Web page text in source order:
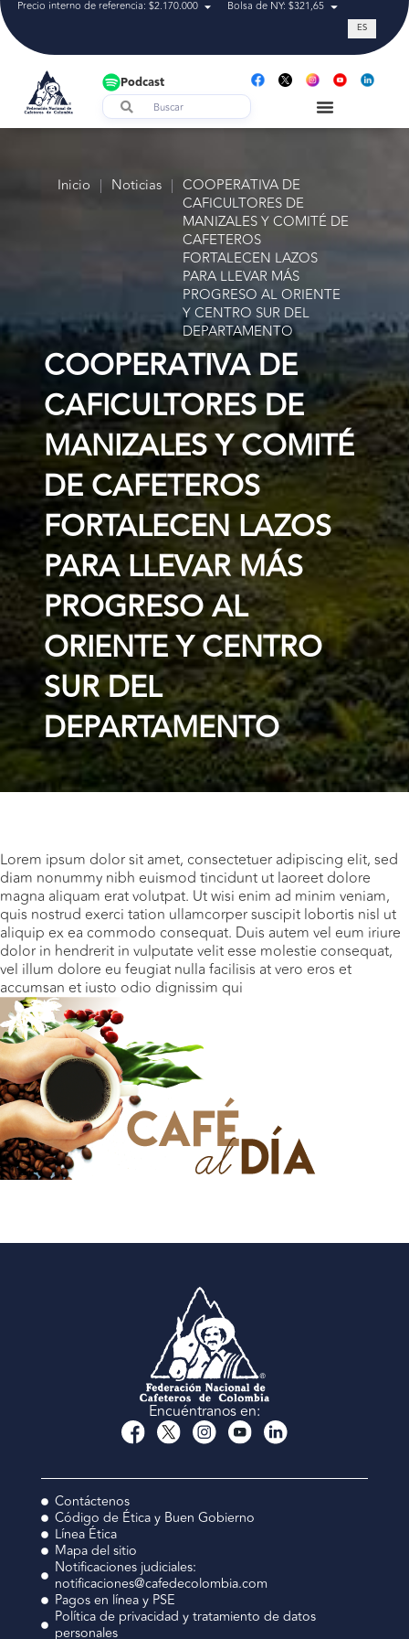
Precio interno de referencia: $2.170.000 Bolsa de NY: $321,65 Tasa de
ES
Podcast
Inicio | Noticias | COOPERATIVA DE
CAFICULTORES DE
MANIZALES Y COMITÉ DE
CAFETEROS
FORTALECEN LAZOS
PARA LLEVAR MÁS
PROGRESO AL ORIENTE
Y CENTRO SUR DEL
DEPARTAMENTO
COOPERATIVA DE
CAFICULTORES DE
MANIZALES Y COMITÉ
DE CAFETEROS
FORTALECEN LAZOS
PARA LLEVAR MÁS
PROGRESO AL
ORIENTE Y CENTRO
SUR DEL
DEPARTAMENTO
Lorem ipsum dolor sit amet, consectetuer adipiscing elit, sed
diam nonummy nibh euismod tincidunt ut laoreet dolore
magna aliquam erat volutpat. Ut wisi enim ad minim veniam,
quis nostrud exerci tation ullamcorper suscipit lobortis nisl ut
aliquip ex ea commodo consequat. Duis autem vel eum iriure
dolor in hendrerit in vulputate velit esse molestie consequat,
vel illum dolore eu feugiat nulla facilisis at vero eros et
accumsan et iusto odio dignissim qui
Encuéntranos en:
Contáctenos
Código de Ética y Buen Gobierno
Línea Ética
Mapa del sitio
Notificaciones judiciales:
notificaciones@cafedecolombia.com
Pagos en línea y PSE
Política de privacidad y tratamiento de datos
personales